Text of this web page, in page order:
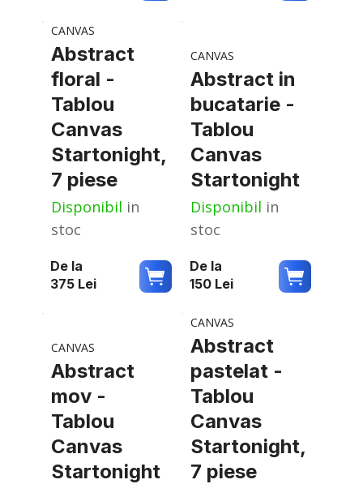
CANVAS
Abstract
floral -
Tablou
Canvas
Startonight,
7 piese
Disponibil in
stoc
De la
375 Lei
CANVAS
Abstract in
bucatarie -
Tablou
Canvas
Startonight
Disponibil in
stoc
De la
150 Lei
CANVAS
Abstract
mov -
Tablou
Canvas
Startonight
CANVAS
Abstract
pastelat -
Tablou
Canvas
Startonight,
7 piese